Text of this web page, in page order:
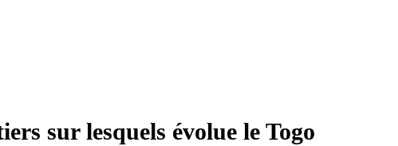
sur lesquels évolue le Togo